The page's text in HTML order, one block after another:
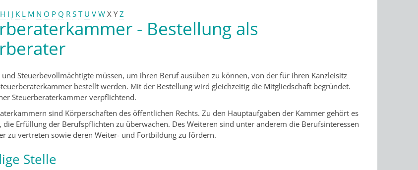
H I J K L M N O P Q R S T U V W X Y Z
- Bestellung als
Steuerbevollmächtigte müssen, um ihren Beruf ausüben zu können, von der für ihren Kanzleisitz
bestellt werden. Mit der Bestellung wird gleichzeitig die Mitgliedschaft begründet.
Steuerberaterkammer verpflichtend.
sind Körperschaften des öffentlichen Rechts. Zu den Hauptaufgaben der Kammer gehört es
die Erfüllung der Berufspflichten zu überwachen. Des Weiteren sind unter anderem die Berufsinteressen
zu vertreten sowie deren Weiter- und Fortbildung zu fördern.
Stelle